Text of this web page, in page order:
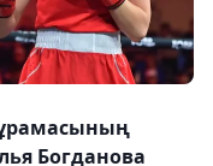
Богданова